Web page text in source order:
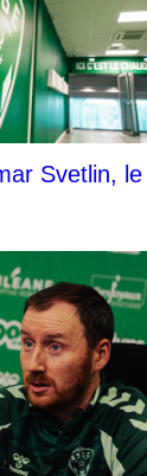
Svetlin,